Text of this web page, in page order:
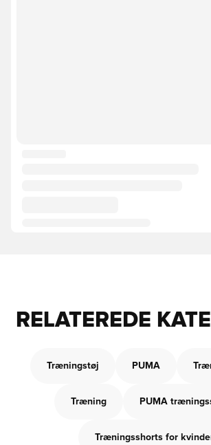
RELATEREDE
Træningstøj PUMA
Træning PUMA
Træningsshorts for